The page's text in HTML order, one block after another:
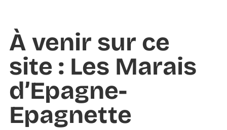
À venir sur ce
site : Les Marais
d’Epagne-
Epagnette